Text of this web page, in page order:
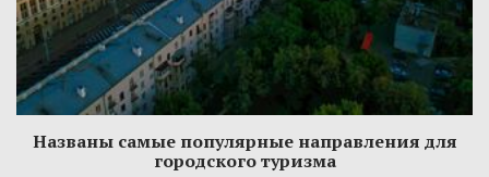
Названы самые популярные направления для
городского туризма